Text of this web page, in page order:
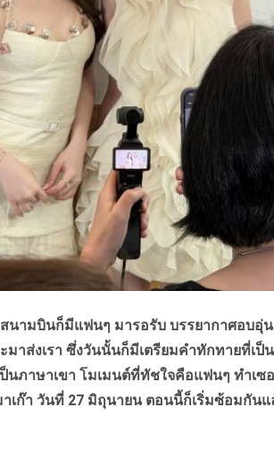
มบินก็มีแฟนๆ มารอรับ บรรยากาศอบอุ่น
าส่งเรา ซึ่งวันนั้นก็มีเตรียมคำทักทายที่เ
ป็นภาษาเขา โมเมนต์ที่ทัชใจคือแฟนๆ ทำเ
เก๊า วันที่ 27 มิถุนายน ตอนนี้ก็เริ่มซ้อมกันแ